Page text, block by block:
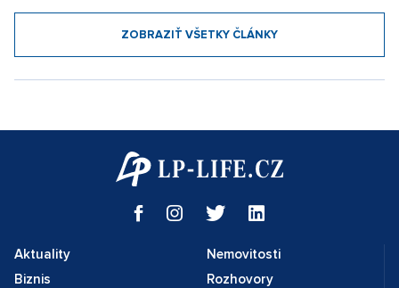
ZOBRAZIŤ VŠETKY ČLÁNKY
Aktuality
Biznis
Nemovitosti
Rozhovory